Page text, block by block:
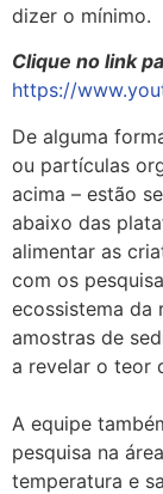
dizer o mínimo.
Clique no link
https://
De alguma
ou partículas
acima – estão
abaixo das
alimentar as
com os
ecossistema da
amostras de
a revelar o teor
A equipe
pesquisa na
temperatura e